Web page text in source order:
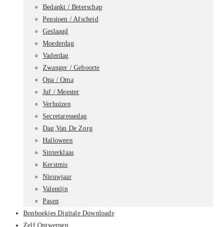
Bedankt / Beterschap
Pensioen / Afscheid
Geslaagd
Moederdag
Vaderdag
Zwanger / Geboorte
Opa / Oma
Juf / Meester
Verhuizen
Secretaressedag
Dag Van De Zorg
Halloween
Sinterklaas
Kerstmis
Nieuwjaar
Valentijn
Pasen
Bonboekjes Digitale Downloads
Zelf Ontwerpen